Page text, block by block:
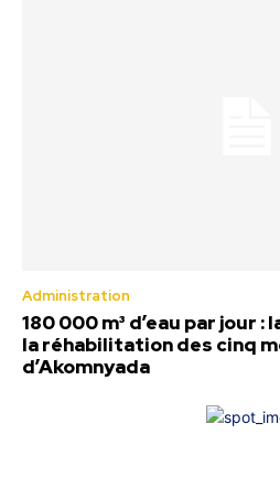
Administration
180 000 m³ d’eau par jour :
la réhabilitation des cinq
d’Akomnyada